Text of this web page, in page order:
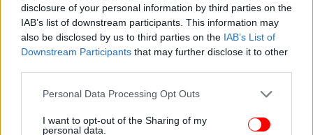
disclosure of your personal information by third parties on the
IAB’s list of downstream participants. This information may
also be disclosed by us to third parties on the IAB’s List of
Downstream Participants that may further disclose it to other
Please note that this website/app uses one or more Google
not limited to your visit or usage behaviour. You may click to
Personal Data Processing Opt Outs
I want to opt-out of the Sharing of my
personal data.
Μία από αυτές, ήταν να πάρει ως «κατοικίδιο» ένα
λιοντάρι, σχεδόν 200 κιλών, τον Νιλ, στο σπίτι της,
στο Μπέβερλι Χιλς.